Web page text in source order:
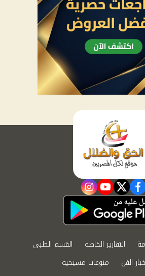
facebook
twitter
youtube
instagram
التقارير الخاصة
القسم الطبي
الفن
منوعات مسيحية